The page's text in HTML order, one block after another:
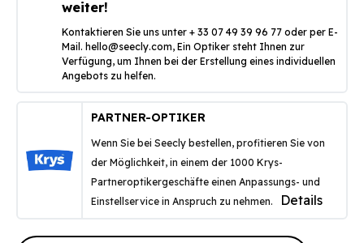
weiter!
Kontaktieren Sie uns unter + 33 07 49 39 96 77 oder per E-
Mail. hello@seecly.com, Ein Optiker steht Ihnen zur
Verfügung, um Ihnen bei der Erstellung eines individuellen
Angebots zu helfen.
PARTNER-OPTIKER
Wenn Sie bei Seecly bestellen, profitieren Sie von
der Möglichkeit, in einem der 1000 Krys-
Partneroptikergeschäfte einen Anpassungs- und
Einstellservice in Anspruch zu nehmen.
Details